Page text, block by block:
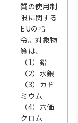
質の使用制
限に関する
EUの指
令。対象物
質は、
（1）鉛
（2）水銀
（3）カド
ミウム
（4）六価
クロム